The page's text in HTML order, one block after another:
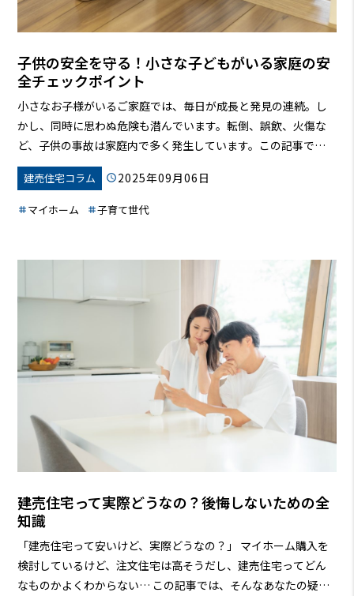
子供の安全を守る！小さな子どもがいる家庭の安
全チェックポイント
小さなお子様がいるご家庭では、毎日が成長と発見の連続。し
かし、同時に思わぬ危険も潜んでいます。転倒、誤飲、火傷な
ど、子供の事故は家庭内で多く発生しています。この記事で
は、子供の安全を守るために、見逃しがちな家の危険な場所
と、具体的な対策を徹底的に解説します。安全な家づくりで、子
供たちが安心して成長できる環境を整えましょう。
建売住宅コラム 2025年09月06日
マイホーム 子育て世代
建売住宅って実際どうなの？後悔しないための全
知識
「建売住宅って安いけど、実際どうなの？」
マイホーム購入を
検討しているけど、注文住宅は高そうだし、建売住宅ってどん
なものかよくわからない… この記事では、そんなあなたの疑問